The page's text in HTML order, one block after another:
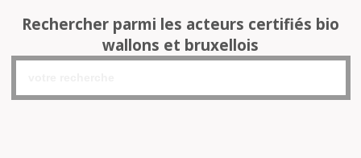
Rechercher parmi les acteurs certifiés bio
wallons et bruxellois